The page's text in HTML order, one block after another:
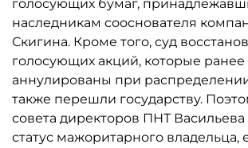
голосующих бумаг,
наследникам сооснователя
Скигина. Кроме того, суд
голосующих акций, которые
аннулированы при
также перешли государству.
совета директоров ПНТ Васильева
статус мажоритарного владельца,